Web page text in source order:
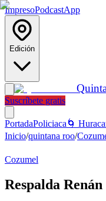
ImpresoPodcastApp
Edición
Suscríbete gratis
PortadaPoliciaca 🌀
Inicio/quintana roo/
Cozumel
Respalda